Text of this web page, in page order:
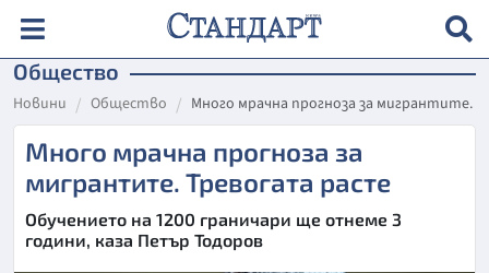
Общество
Новини Общество Много мрачна прогноза за мигрантите.
Много мрачна прогноза за
мигрантите. Тревогата расте
Обучението на 1200 граничари ще отнеме 3
години, каза Петър Тодоров